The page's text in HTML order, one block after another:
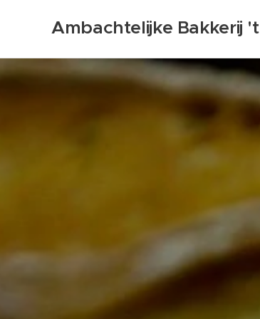
Ambachtelijke Bakkerij 't
Ovenbuur